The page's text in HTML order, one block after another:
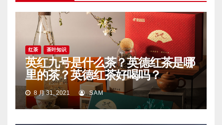
红茶 茶叶知识
英红九号是什么茶？英德红茶是哪
里的茶？英德红茶好喝吗？
8 月 31, 2021 SAM